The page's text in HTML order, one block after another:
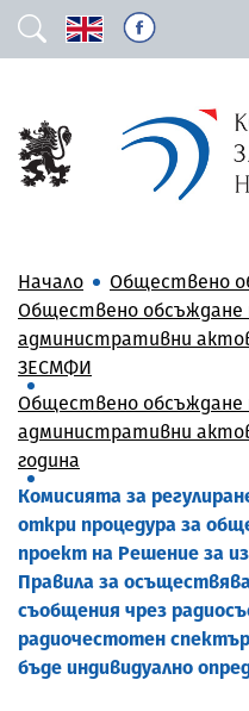
Начало
Обществено
Обществено обсъждане
административни
ЗЕСМФИ
Обществено обсъждане
административни
година
Комисията за
откри процедура за
проект на Решение за
Правила за
съобщения чрез
радиочестотен
бъде индивидуално